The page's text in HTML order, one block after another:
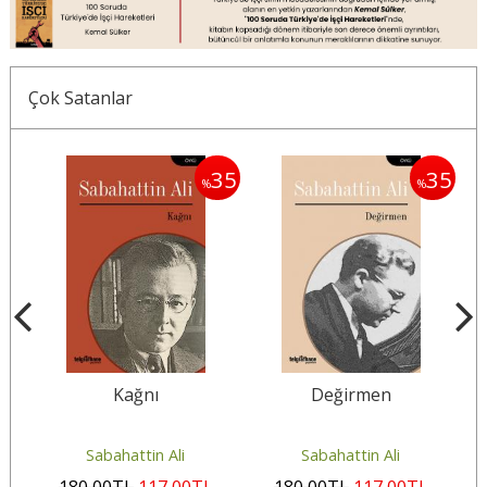
Çok Satanlar
%35
Kağnı
Sabahattin Ali
%35
Değirmen
Sabahattin Ali